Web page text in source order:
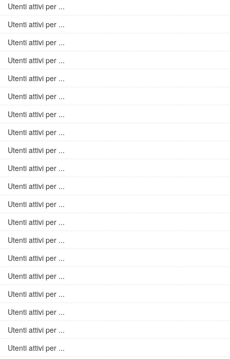
Utenti attivi per ...
Utenti attivi per ...
Utenti attivi per ...
Utenti attivi per ...
Utenti attivi per ...
Utenti attivi per ...
Utenti attivi per ...
Utenti attivi per ...
Utenti attivi per ...
Utenti attivi per ...
Utenti attivi per ...
Utenti attivi per ...
Utenti attivi per ...
Utenti attivi per ...
Utenti attivi per ...
Utenti attivi per ...
Utenti attivi per ...
Utenti attivi per ...
Utenti attivi per ...
Utenti attivi per ...